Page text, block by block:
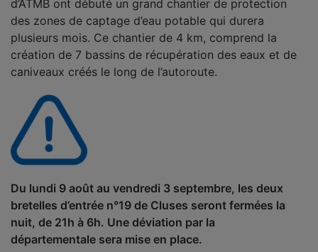
d’ATMB ont débuté un grand chantier de protection
des zones de captage d’eau potable qui durera
plusieurs mois. Ce chantier de 4 km, comprend la
création de 7 bassins de récupération des eaux et de
caniveaux créés le long de l’autoroute.
Du lundi 9 août au vendredi 3 septembre, les deux
bretelles d’entrée n°19 de Cluses seront fermées la
nuit, de 21h à 6h. Une déviation par la
départementale sera mise en place.